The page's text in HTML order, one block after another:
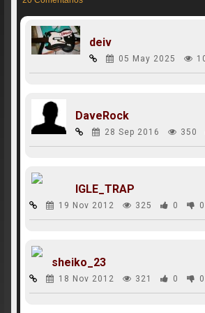
deiv
05 May 2025
DaveRock
28 Sep 2016 350
IGLE_TRAP
19 Nov 2012 325 0 0
sheiko_23
18 Nov 2012 321 0 0